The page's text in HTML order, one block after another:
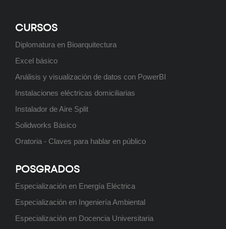
Ingeniería Ambiental
Tecnicatura Universitaria en
Próximamente
CURSOS
Diplomatura en Bioarquitectura
Excel básico
Análisis y visualización de datos con PowerBI
Instalaciones eléctricas domiciliarias
Instalador de Aire Split
Solidworks Básico
Oratoria - Claves para hablar en público
POSGRADOS
Especialización en Energía Eléctrica
Especialización en Ingeniería Ambiental
Especialización en Docencia Universitaria